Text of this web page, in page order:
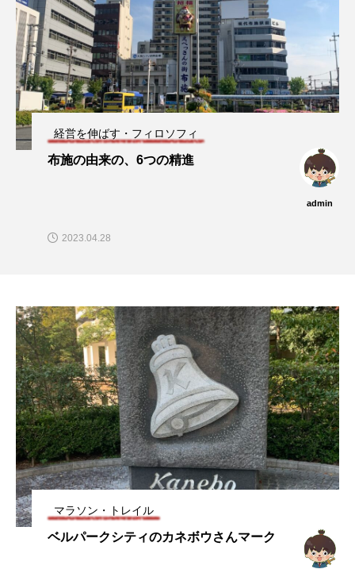
大阪・南森町
ブルーインパルスは夢、希望、感動
マラソン・トレイル
ベルパークシティのカネボウさんマーク